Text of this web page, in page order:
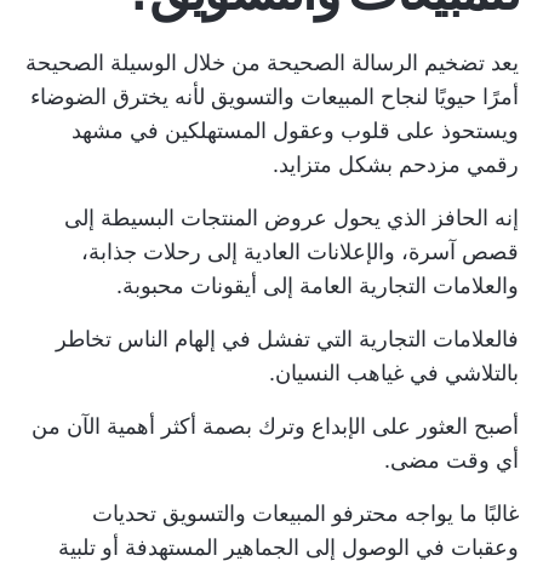
يعد تضخيم الرسالة الصحيحة من خلال الوسيلة الصحيحة
أمرًا حيويًا لنجاح المبيعات والتسويق لأنه يخترق الضوضاء
ويستحوذ على قلوب وعقول المستهلكين في مشهد
رقمي مزدحم بشكل متزايد.
إنه الحافز الذي يحول عروض المنتجات البسيطة إلى
قصص آسرة، والإعلانات العادية إلى رحلات جذابة،
والعلامات التجارية العامة إلى أيقونات محبوبة.
فالعلامات التجارية التي تفشل في إلهام الناس تخاطر
بالتلاشي في غياهب النسيان.
أصبح العثور على الإبداع وترك بصمة أكثر أهمية الآن من
أي وقت مضى.
غالبًا ما يواجه محترفو المبيعات والتسويق تحديات
وعقبات في الوصول إلى الجماهير المستهدفة أو تلبية